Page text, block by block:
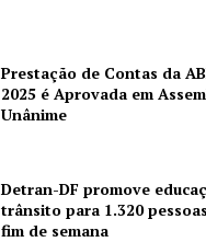
Prestação de Contas da
2025 é Aprovada em
Unânime
Detran-DF promove
trânsito para 1.320
fim de semana